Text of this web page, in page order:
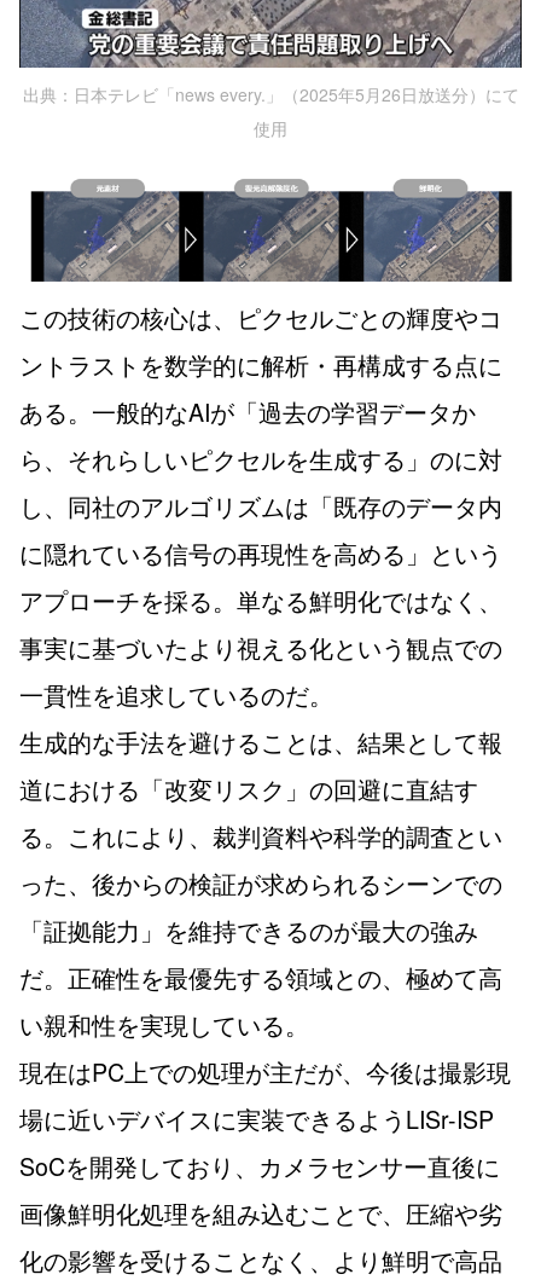
出典：日本テレビ「news every.」（2025年5月26日放送分）にて
使用
この技術の核心は、ピクセルごとの輝度やコ
ントラストを数学的に解析・再構成する点に
ある。一般的なAIが「過去の学習データか
ら、それらしいピクセルを生成する」のに対
し、同社のアルゴリズムは「既存のデータ内
に隠れている信号の再現性を高める」という
アプローチを採る。単なる鮮明化ではなく、
事実に基づいたより視える化という観点での
一貫性を追求しているのだ。
生成的な手法を避けることは、結果として報
道における「改変リスク」の回避に直結す
る。これにより、裁判資料や科学的調査とい
った、後からの検証が求められるシーンでの
「証拠能力」を維持できるのが最大の強み
だ。正確性を最優先する領域との、極めて高
い親和性を実現している。
現在はPC上での処理が主だが、今後は撮影現
場に近いデバイスに実装できるようLISr-ISP
SoCを開発しており、カメラセンサー直後に
画像鮮明化処理を組み込むことで、圧縮や劣
化の影響を受けることなく、より鮮明で高品